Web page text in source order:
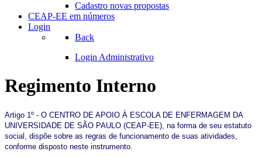
Cadastro novas propostas
CEAP-EE em números
Login
Back
Login Administrativo
Regimento Interno
Artigo 1º - O CENTRO DE APOIO À ESCOLA DE ENFERMAGEM DA
UNIVERSIDADE DE SÃO PAULO (CEAP-EE), na forma de seu estatuto
social, dispõe sobre as regras de funcionamento de suas atividades,
conforme disposto neste instrumento.